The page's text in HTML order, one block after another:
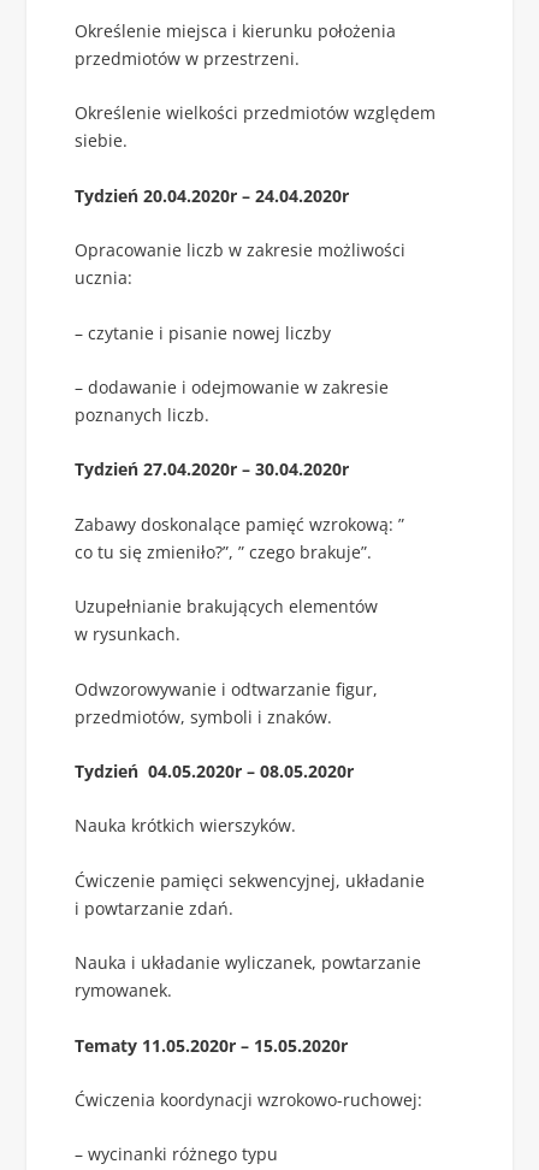
Określenie miejsca i kierunku położenia
przedmiotów w przestrzeni.
Określenie wielkości przedmiotów względem
siebie.
Tydzień 20.04.2020r – 24.04.2020r
Opracowanie liczb w zakresie możliwości
ucznia:
– czytanie i pisanie nowej liczby
– dodawanie i odejmowanie w zakresie
poznanych liczb.
Tydzień 27.04.2020r – 30.04.2020r
Zabawy doskonalące pamięć wzrokową: ”
co tu się zmieniło?”, ” czego brakuje”.
Uzupełnianie brakujących elementów
w rysunkach.
Odwzorowywanie i odtwarzanie figur,
przedmiotów, symboli i znaków.
Tydzień 04.05.2020r – 08.05.2020r
Nauka krótkich wierszyków.
Ćwiczenie pamięci sekwencyjnej, układanie
i powtarzanie zdań.
Nauka i układanie wyliczanek, powtarzanie
rymowanek.
Tematy 11.05.2020r – 15.05.2020r
Ćwiczenia koordynacji wzrokowo-ruchowej:
– wycinanki różnego typu